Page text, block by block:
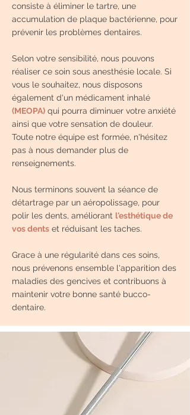
consiste à éliminer le tartre, une
accumulation de plaque bactérienne, pour
prévenir les problèmes dentaires.
Selon votre sensibilité, nous pouvons
réaliser ce soin sous anesthésie locale. Si
vous le souhaitez, nous disposons
également d'un médicament inhalé
(MEOPA) qui pourra diminuer votre anxiété
ainsi que votre sensation de douleur.
Toute notre équipe est formée, n'hésitez
pas à nous demander plus de
renseignements.
Nous terminons souvent la séance de
détartrage par un aéropolissage, pour
polir les dents, améliorant l'esthétique de
vos dents et réduisant les taches.
Grace à une régularité dans ces soins,
nous prévenons ensemble l'apparition des
maladies des gencives et contribuons à
maintenir votre bonne santé bucco-
dentaire.